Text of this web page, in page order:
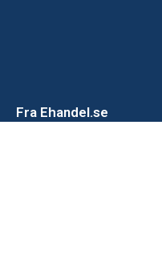
Fra Ehandel.se